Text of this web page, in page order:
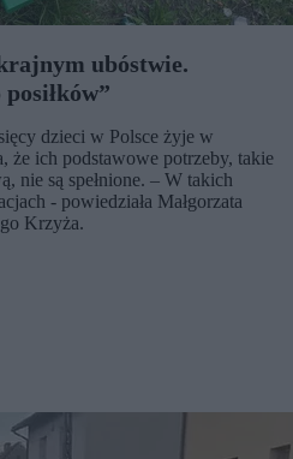
ubóstwie.
dzieci w Polsce żyje w
że ich podstawowe potrzeby, takie
nie są spełnione. – W takich
- powiedziała Małgorzata
Krzyża.